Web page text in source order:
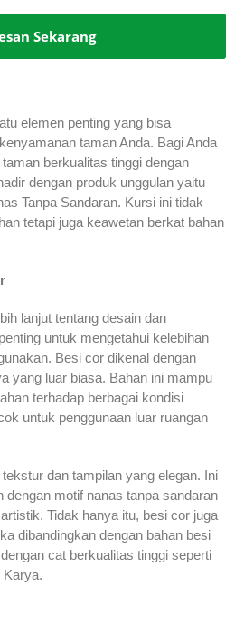
Sekarang
elemen penting yang bisa
taman Anda. Bagi Anda
berkualitas tinggi dengan
dengan produk unggulan yaitu
Tanpa Sandaran. Kursi ini tidak
tetapi juga keawetan berkat bahan
lanjut tentang desain dan
untuk mengetahui kelebihan
Besi cor dikenal dengan
yang luar biasa. Bahan ini mampu
terhadap berbagai kondisi
untuk penggunaan luar ruangan
dan tampilan yang elegan. Ini
motif nanas tanpa sandaran
Tidak hanya itu, besi cor juga
dibandingkan dengan bahan besi
cat berkualitas tinggi seperti
Karya.